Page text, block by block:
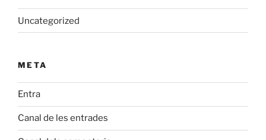
Uncategorized
META
Entra
Canal de les entrades